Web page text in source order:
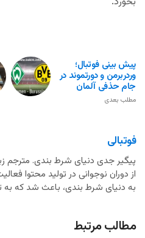
پیش بینی فوتبال؛
وردربرمن و دورتموند در
جام حذفی آلمان
مطلب بعدی
فوتبالی
پیگیر جدی دنیای شرط بندی. مترجم
از دوران نوجوانی در تولید محتوا
به دنیای شرط بندی، باعث شد که
مطالب مرتبط